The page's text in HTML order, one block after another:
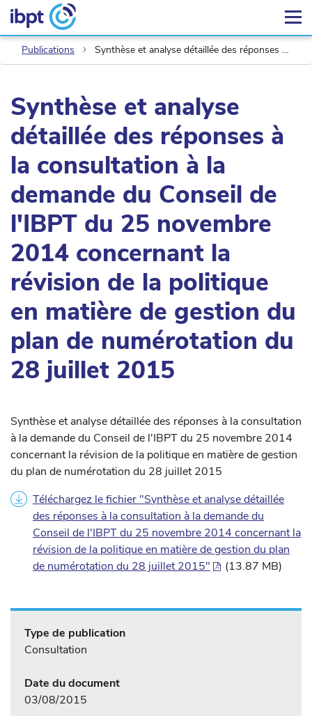
Publications Synthèse et analyse détaillée des réponses à la consultation à la demande du Conseil de l'IBPT du 25 novembre 2014 concernant la révision de la politique en matière de gestion du plan de numérotation du 28 juillet 2015
Synthèse et analyse
détaillée des réponses à
la consultation à la
demande du Conseil de
l'IBPT du 25 novembre
2014 concernant la
révision de la politique
en matière de gestion du
plan de numérotation du
28 juillet 2015
Synthèse et analyse détaillée des réponses à la consultation
à la demande du Conseil de l'IBPT du 25 novembre 2014
concernant la révision de la politique en matière de gestion
du plan de numérotation du 28 juillet 2015
Téléchargez le fichier "Synthèse et analyse détaillée
des réponses à la consultation à la demande du
Conseil de l'IBPT du 25 novembre 2014 concernant la
révision de la politique en matière de gestion du plan
de numérotation du 28 juillet 2015"
(13.87 MB)
Type de publication
Consultation
Date du document
03/08/2015